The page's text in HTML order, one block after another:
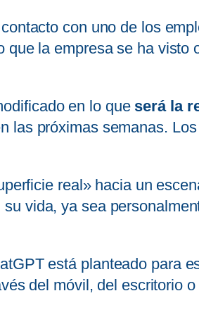
con uno de los
la empresa se ha visto
en lo que será la
las próximas semanas.
real» hacia un
vida, ya sea
está planteado para
del móvil, del escritorio